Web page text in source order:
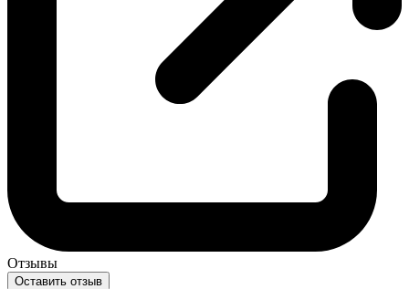
Отзывы
Оставить отзыв